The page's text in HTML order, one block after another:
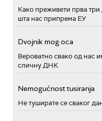
Како преживети прва три
шта нас припрема ЕУ
Dvojnik mog oca
Вероватно свако од нас
сличну ДНК
Nemogućnost tusiranja
Не туширате се сваког